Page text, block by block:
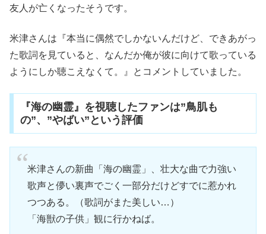
友人が亡くなったそうです。
米津さんは『本当に偶然でしかないんだけど、できあがっ
た歌詞を見ていると、なんだか俺が彼に向けて歌っている
ようにしか聴こえなくて。』とコメントしていました。
『海の幽霊』を視聴したファンは”鳥肌も
の”、”やばい”という評価
米津さんの新曲「海の幽霊」、壮大な曲で力強い
歌声と儚い裏声でごく一部分だけどすでに惹かれ
つつある。（歌詞がまた美しい…）
「海獣の子供」観に行かねば。